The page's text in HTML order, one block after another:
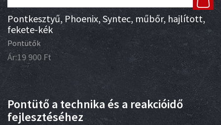
Pontkesztyű, Phoenix, Syntec, műbőr, hajlított,
fekete-kék
Pontütők
Ár:19 900Ft
Pontütő a technika és a reakcióidő
fejlesztéséhez